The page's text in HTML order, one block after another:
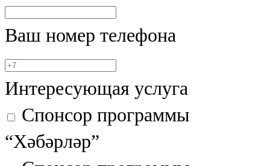
106,1 FM
Кама тамагы
71,51 FM
Кукмара
107,9 FM
Лениногорский
Ваш номер телефона
Интересующая услуга
Спонсор программы
“Хәбәрләр”